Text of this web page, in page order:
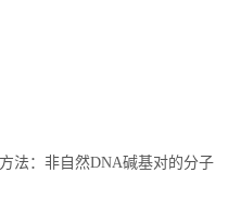
法：非自然DNA碱基对的分子